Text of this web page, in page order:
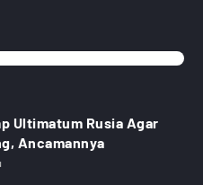
Ultimatum Rusia Agar
Ancamannya